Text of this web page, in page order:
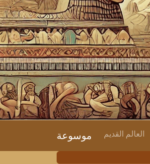
موسوعة العالم القديم